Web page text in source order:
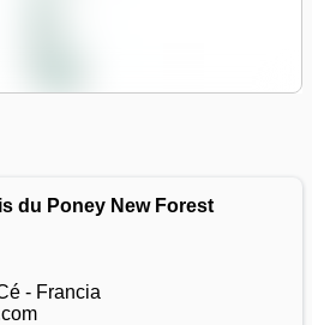
du Poney New Forest
- Francia